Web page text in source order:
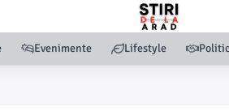
Evenimente Lifestyle